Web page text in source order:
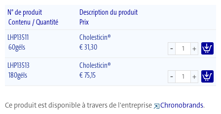
N° de produit
Description du produit
Contenu / Quantité
Prix
LHP13511
Cholesticin®
60géls
€31,30 - +
LHP13513
Cholesticin®
180géls
€75,15 - +
Ce produit est disponible à travers de l'entreprise Chronobrands.